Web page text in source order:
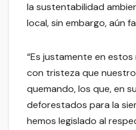
la sustentabilidad
local, sin embargo, aún
“Es justamente en
con tristeza que
quemando, los que, en
deforestados para la
hemos legislado al